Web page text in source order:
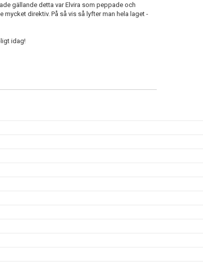
gällande detta var Elvira som peppade och
direktiv. På så vis så lyfter man hela laget -
idag!